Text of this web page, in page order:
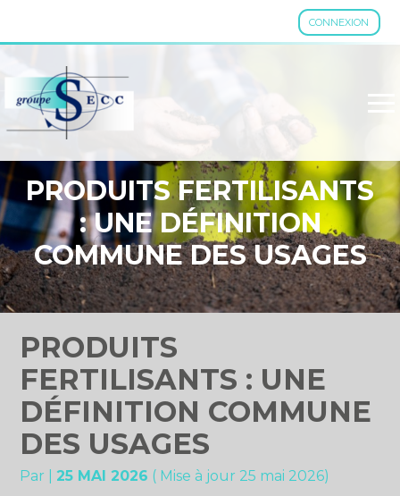
CONNEXION
Aller
PRODUITS FERTILISANTS
: UNE DÉFINITION
COMMUNE DES USAGES
PRODUITS
FERTILISANTS : UNE
DÉFINITION COMMUNE
DES USAGES
Par 25 MAI 2026 ( Mise à jour 25 mai 2026)